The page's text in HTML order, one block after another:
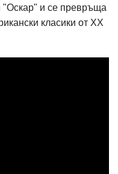
"Оскар" и се превръща
класики от ХХ